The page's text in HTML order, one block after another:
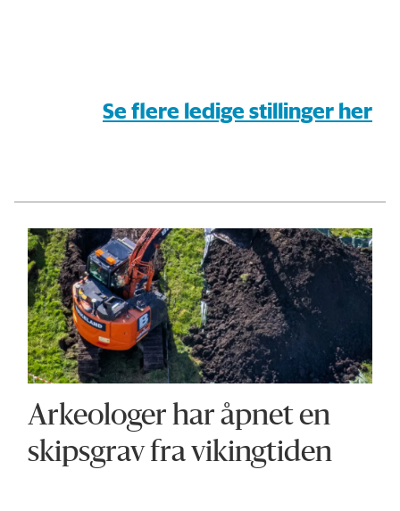
Se flere ledige stillinger her
Arkeologer har åpnet en
skipsgrav fra vikingtiden